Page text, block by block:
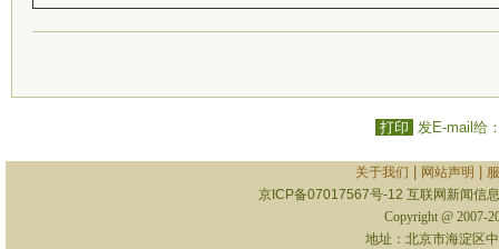
打印 发E-mail给
关于我们 网站声明
京ICP备07017567号-12 互联网新闻信
Copyright @ 2007-
地址：北京市海淀区